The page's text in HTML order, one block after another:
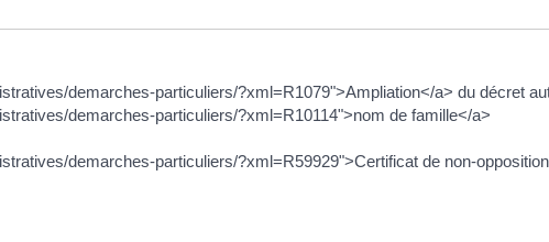
demarches-particuliers/?xml=R1079">Ampliation</a> du décret
demarches-particuliers/?xml=R10114">nom de famille</a>
demarches-particuliers/?xml=R59929">Certificat de non-